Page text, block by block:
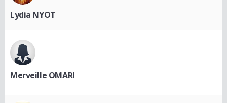
Lydia NYOT
Merveille OMARI